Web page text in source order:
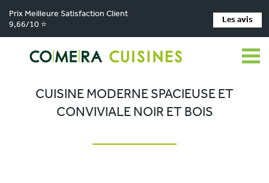
Prix Meilleure Satisfaction Client
9,66/10 ⭐
Les avis
Comera Cuisines > Nos magasins de cuisine > Cuisiniste Marquise
Réalisations > Cuisine moderne spacieuse et conviviale noir et bois
CUISINE MODERNE SPACIEUSE ET
CONVIVIALE NOIR ET BOIS